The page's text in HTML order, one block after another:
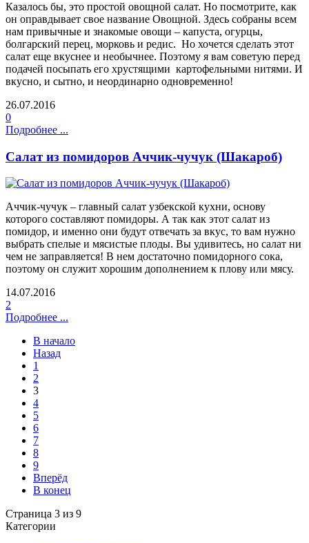
Казалось бы, это простой овощной салат. Но посмотрите, как
он оправдывает свое название Овощной. Здесь собраны всем
нам привычные и знакомые овощи – капуста, огурцы,
болгарский перец, морковь и редис. Но хочется сделать этот
салат еще вкуснее и необычнее. Поэтому я вам советую перед
подачей посыпать его хрустящими картофельными нитями. И
вкусно, и сытно, и неординарно одновременно!
26.07.2016
0
Подробнее ...
Салат из помидоров Аччик-чучук (Шакароб)
Аччик-чучук – главный салат узбекской кухни, основу
которого составляют помидоры. А так как этот салат из
помидор, и именно они будут отвечать за вкус, то вам нужно
выбрать спелые и мясистые плоды. Вы удивитесь, но салат ни
чем не заправляется! В нем достаточно помидорного сока,
поэтому он служит хорошим дополнением к плову или мясу.
14.07.2016
2
Подробнее ...
В начало
Назад
1
2
3
4
5
6
7
8
9
Вперёд
В конец
Страница 3 из 9
Категории